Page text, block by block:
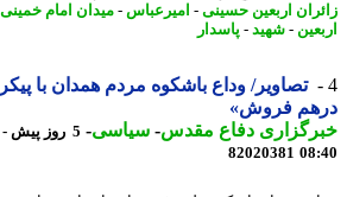
اربعین حسینی-امیرعباس-میدان امام خمینی-
-شهید-پاسدار
تصاویر/ وداع باشکوه مردم همدان با پیکر
فروش»
دفاع مقدس-سیاسی-
82020381